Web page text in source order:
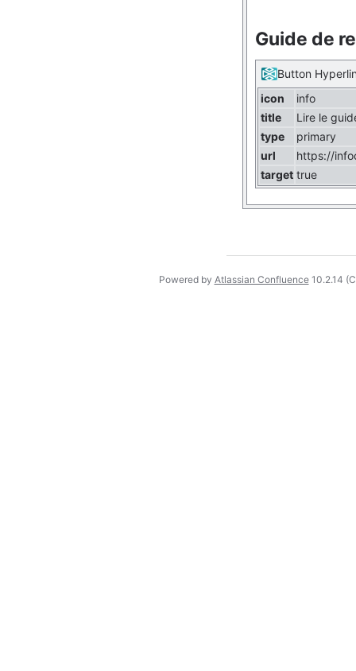
Guide de
Button
icon
info
title
Lire le
type
primary
url
https://
target true
Powered by Atlassian Confluence 10.2.14